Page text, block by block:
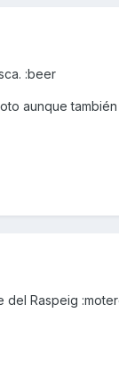
:beer
aunque
del Raspeig